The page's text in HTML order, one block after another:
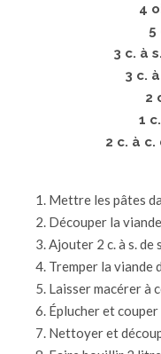
4
5
3 c. à
3 c.
2
1
2 c. à
Mettre les pâtes
Découper la
Ajouter 2 c. à s. de
Tremper la viande
Laisser macérer à
Éplucher et
Nettoyer et